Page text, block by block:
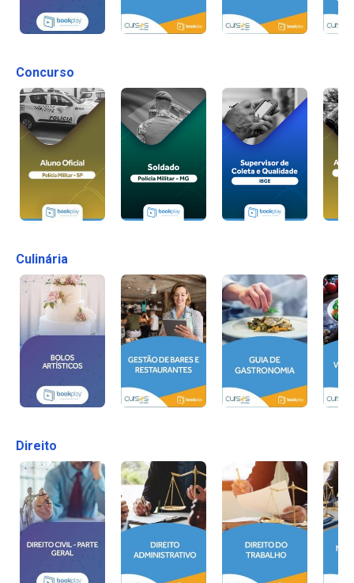
Concurso
Culinária
Direito